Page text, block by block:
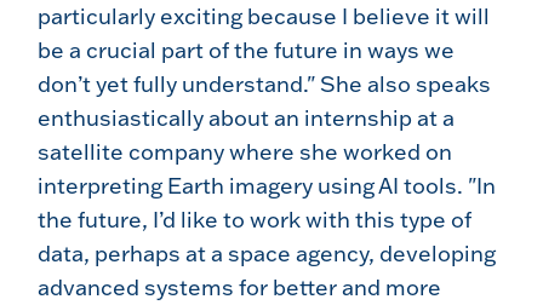
particularly exciting because I believe it will
be a crucial part of the future in ways we
don’t yet fully understand." She also speaks
enthusiastically about an internship at a
satellite company where she worked on
interpreting Earth imagery using AI tools. "In
the future, I’d like to work with this type of
data, perhaps at a space agency, developing
advanced systems for better and more